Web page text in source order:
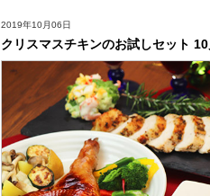
2019年10月06日
クリスマスチキンのお試しセット